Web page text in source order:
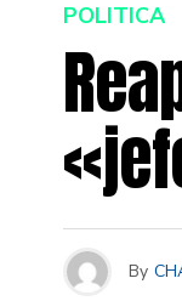
POLITICA
By